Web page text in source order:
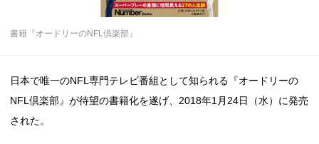
書籍『オードリーのNFL倶楽部』
日本で唯一のNFL専門テレビ番組として知られる『オードリーの
NFL倶楽部』が待望の書籍化を遂げ、2018年1月24日（水）に発売
された。